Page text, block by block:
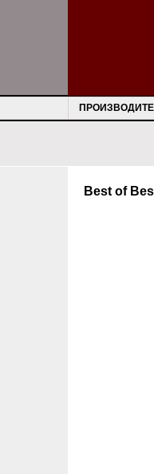
Best of